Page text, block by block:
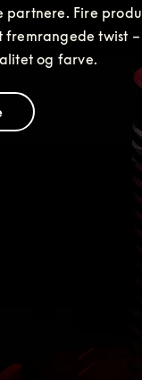
partnere. Fire
twist
og farve.